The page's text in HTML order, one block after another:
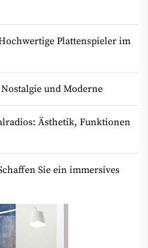
Plattenspieler im
und Moderne
Ästhetik, Funktionen
Sie ein immersives